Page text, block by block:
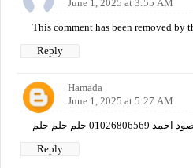
June 1, 2025 at 3:55 AM
This comment has been removed by
Reply
Hamada
June 1, 2025 at 5:27 AM
حلم حلم حلم
Reply